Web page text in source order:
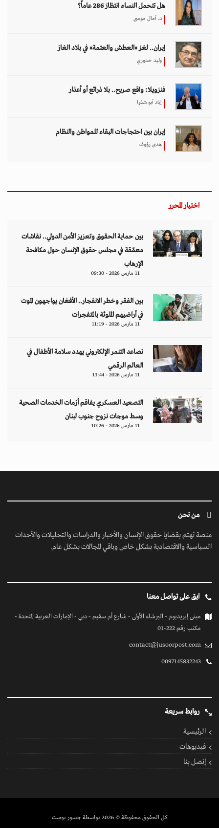
هل تتحمل النساء انتظارَ 286 عاماً؟
د. آمال موسى
إيران.. لغز «العطش والعتمة» في بلاد الغاز
وليد خدوري
فنزويلا: واقع صريح.. بلا ذرائع أو أعذار
إياد أبو شقرا
إيران بين احتجاجات البقاء للمواطن والنظام
هدى رؤوف
اختيار المحرر
بين حماية الحقوق وتعزيز الأمن الدولي.. نقاشات
معمّقة في مجلس حقوق الإنسان حول مكافحة
الإرهاب
11 مارس 2026 - 09:30
بين الفقر وخطر الانفجار.. الأفغان يواجهون الموت
في أراضيهم الملوثة بالمتفجرات
11 مارس 2026 - 11:19
تصاعد التنمر الإلكتروني يهدد سلامة الأطفال في
العالم الرقمي
11 مارس 2026 - 13:44
التصعيد العسكري يفاقم أزمات الخدمات الصحية
وسط موجات نزوح جنوب لبنان
11 مارس 2026 - 10:26
من نحن
منصة تهتم بقضايا حقوق الإنسان والأخبار والدراسات والتحليلات والأحداث
السياسية والاقتصادية بشكل خاص وباقي المجالات بشكل عام.
ابق على تواصل معنا
مبنى إيريديوم - البرشاء الأولى - شارع أم سقيم - دبي - الإمارات العربية المتحدة -
مكتب رقم 222-01
contact@jusoorpost.com
0097145832243
روابط سريعة
الرئيسية
فيديوهات
إتصل بنا
كل الحقوق محفوظة© 2026 بواسطة جسور بوست